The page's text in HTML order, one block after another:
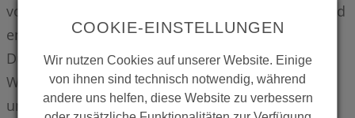
von CONTI+ verfügen über modernste wasser- und
energiesparende Technologien. Neben
Duschsystemen bietet das Unternehmen
Waschtische aus Mineralguss, Mineralwerkstoff
und Edelstahl, ein umfangreiches Sortiment an
COOKIE-EINSTELLUNGEN
Wir nutzen Cookies auf unserer Website. Einige
von ihnen sind technisch notwendig, während
andere uns helfen, diese Website zu verbessern